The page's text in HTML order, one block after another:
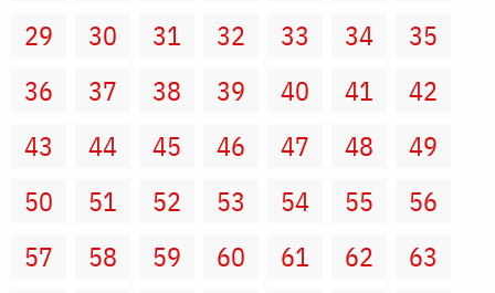
29
30 31 32 33 34
35
36
37 38 39 40 41
42
43
44 45 46 47 48
49
50
51 52 53 54 55
56
57
58 59 60 61 62
63